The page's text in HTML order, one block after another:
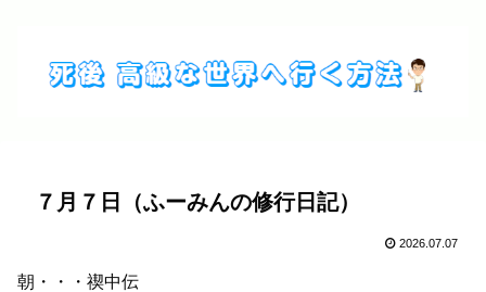
７月７日（ふーみんの修行日記）
2026.07.07
朝・・・禊中伝